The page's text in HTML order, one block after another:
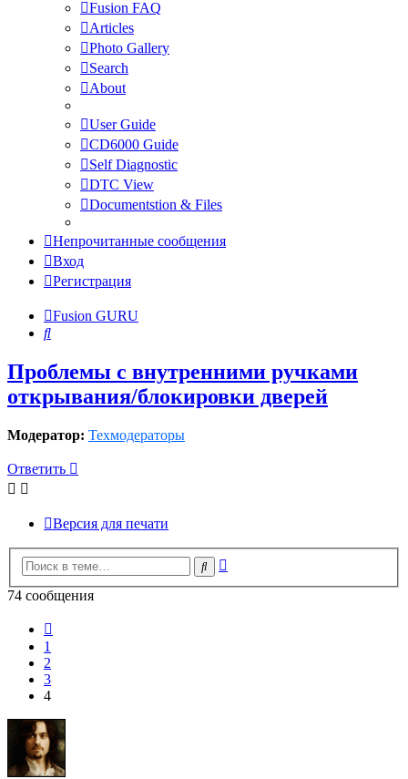
Fusion FAQ
Articles
Photo Gallery
Search
About
User Guide
CD6000 Guide
Self Diagnostic
DTC View
Documentstion & Files
Непрочитанные сообщения
Вход
Регистрация
Fusion GURU
Поиск
Проблемы с внутренними ручками
открывания/блокировки дверей
Модератор: Техмодераторы
Ответить
Версия для печати
Поиск
74 сообщения
1
2
3
4